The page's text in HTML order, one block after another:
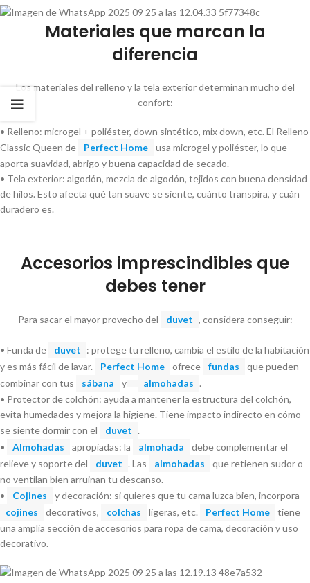
Materiales que marcan la
diferencia
Los materiales del relleno y la tela exterior determinan mucho del
confort:
• Relleno: microgel + poliéster, down sintético, mix down, etc. El Relleno
Classic Queen de
Perfect Home
usa microgel y poliéster, lo que
aporta suavidad, abrigo y buena capacidad de secado.
• Tela exterior: algodón, mezcla de algodón, tejidos con buena densidad
de hilos. Esto afecta qué tan suave se siente, cuánto transpira, y cuán
duradero es.
Accesorios imprescindibles que
debes tener
Para sacar el mayor provecho del duvet , considera conseguir:
• Funda de duvet : protege tu relleno, cambia el estilo de la habitación
y es más fácil de lavar.
Perfect Home ofrece fundas
que pueden
combinar con tus
sábana y almohadas .
• Protector de colchón: ayuda a mantener la estructura del colchón,
evita humedades y mejora la higiene. Tiene impacto indirecto en cómo
se siente dormir con el
duvet .
•
Almohadas apropiadas: la almohada
debe complementar el
relieve y soporte del
duvet . Las almohadas
que retienen sudor o
no ventilan bien arruinan tu descanso.
•
Cojines
y decoración: si quieres que tu cama luzca bien, incorpora
cojines
decorativos, colchas ligeras, etc. Perfect Home
tiene
una amplia sección de accesorios para ropa de cama, decoración y uso
decorativo.